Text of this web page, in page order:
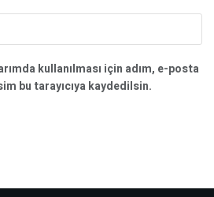
kullanılması için adım, e-posta
bu tarayıcıya kaydedilsin.